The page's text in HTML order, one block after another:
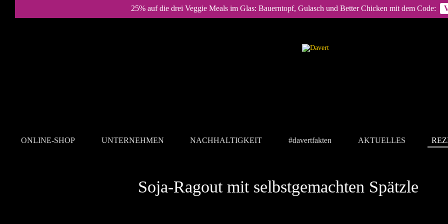
25% auf die drei Veggie Meals im Glas: Bauerntopf, Gulasch und Better Chicken mit dem Code:
ONLINE-SHOP UNTERNEHMEN NACHHALTIGKEIT #davertfakten AKTUELLES
Soja-Ragout mit selbstgemachten Spätzle